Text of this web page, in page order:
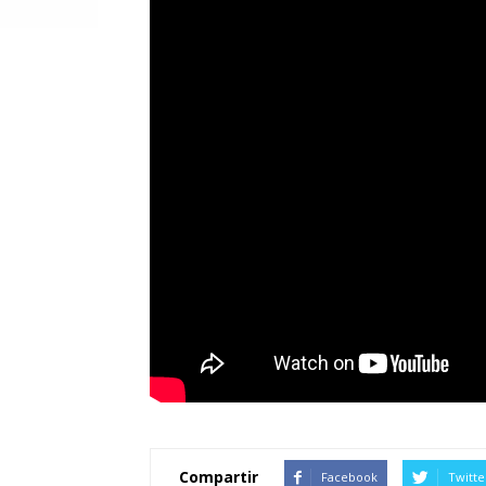
Compartir Facebook